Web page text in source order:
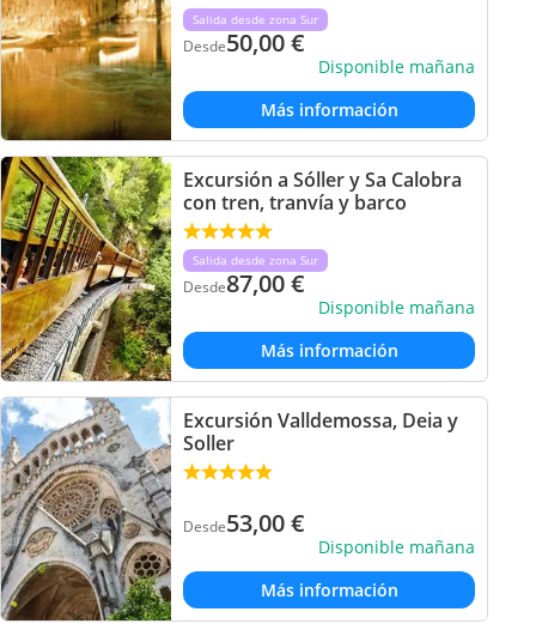
Salida desde zona Sur
Desde50,00€
Disponible mañana
Más información
Excursión a Sóller y Sa Calobra
con tren, tranvía y barco
Salida desde zona Sur
Desde87,00€
Disponible mañana
Más información
Excursión Valldemossa, Deia y
Soller
Desde53,00€
Disponible mañana
Más información